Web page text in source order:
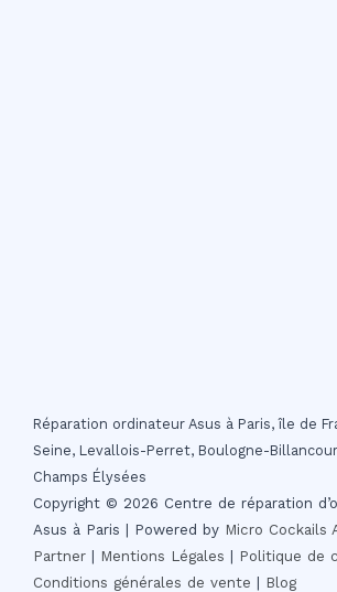
Réparation ordinateur Asus à Paris, île de
Seine, Levallois-Perret, Boulogne-
Champs Élysées
Copyright © 2026 Centre de réparation
Asus à Paris | Powered by Micro Cockails
Partner
Mentions Légales Politique de
Conditions générales de vente
Blog